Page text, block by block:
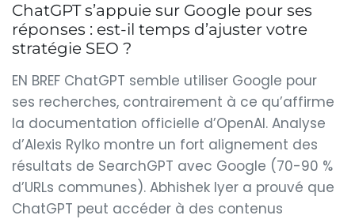
ChatGPT s’appuie sur Google pour ses
réponses : est-il temps d’ajuster votre
stratégie SEO ?
EN BREF ChatGPT semble utiliser Google pour
ses recherches, contrairement à ce qu’affirme
la documentation officielle d’OpenAI. Analyse
d’Alexis Rylko montre un fort alignement des
résultats de SearchGPT avec Google (70-90 %
d’URLs communes). Abhishek Iyer a prouvé que
ChatGPT peut accéder à des contenus